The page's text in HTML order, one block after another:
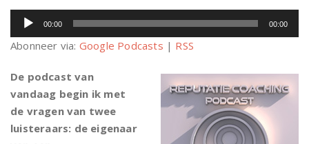
Audiospeler
00:00 00:00
Abonneer via: Google Podcasts | RSS
De podcast van
vandaag begin ik met
de vragen van twee
luisteraars: de eigenaar